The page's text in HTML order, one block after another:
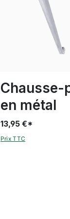
Chausse-
en métal
13,95 €*
Prix TTC